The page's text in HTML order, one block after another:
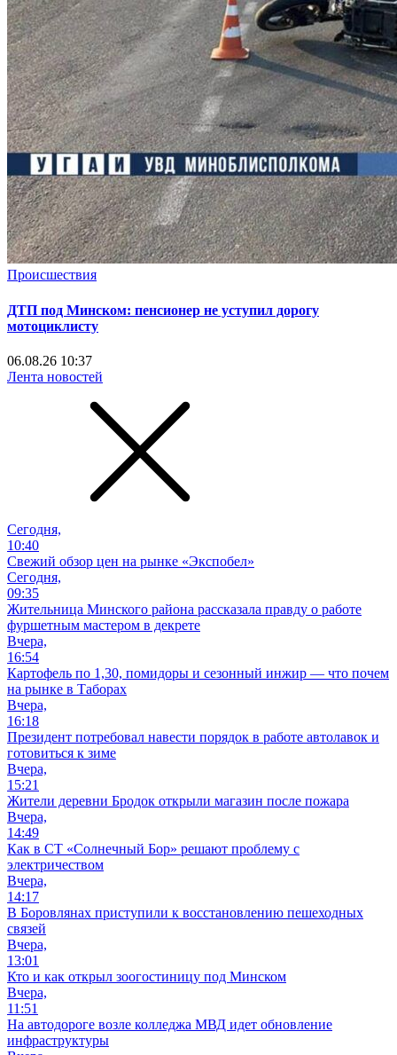
Происшествия
ДТП под Минском: пенсионер не уступил дорогу
мотоциклисту
06.08.26 10:37
Лента новостей
Сегодня,
10:40
Свежий обзор цен на рынке «Экспобел»
Сегодня,
09:35
Жительница Минского района рассказала правду о работе
фуршетным мастером в декрете
Вчера,
16:54
Картофель по 1,30, помидоры и сезонный инжир — что почем
на рынке в Таборах
Вчера,
16:18
Президент потребовал навести порядок в работе автолавок и
готовиться к зиме
Вчера,
15:21
Жители деревни Бродок открыли магазин после пожара
Вчера,
14:49
Как в СТ «Солнечный Бор» решают проблему с
электричеством
Вчера,
14:17
В Боровлянах приступили к восстановлению пешеходных
связей
Вчера,
13:01
Кто и как открыл зоогостиницу под Минском
Вчера,
11:51
На автодороге возле колледжа МВД идет обновление
инфраструктуры